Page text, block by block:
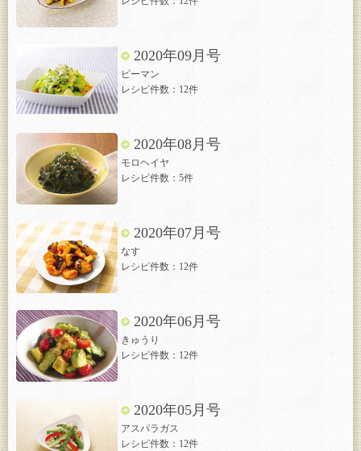
2020年09月号
ピーマン
レシピ件数：12件
2020年08月号
モロヘイヤ
レシピ件数：5件
2020年07月号
なす
レシピ件数：12件
2020年06月号
きゅうり
レシピ件数：12件
2020年05月号
アスパラガス
レシピ件数：12件